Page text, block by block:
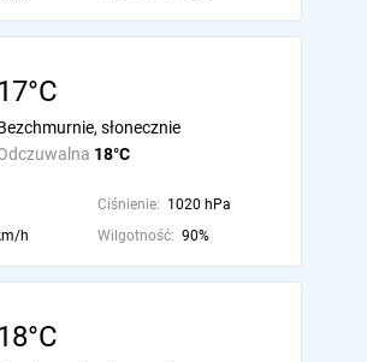
17°C
18°C
słonecznie
Ciśnienie: 1020 hPa
h Wilgotność: 90%
18°C